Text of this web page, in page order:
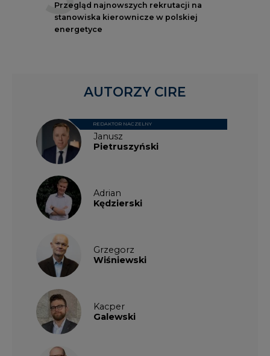
Przegląd najnowszych rekrutacji na
stanowiska kierownicze w polskiej
energetyce
Janusz
Pietruszyński
REDAKTOR NACZELNY
Adrian
Kędzierski
Grzegorz
Wiśniewski
Kacper
Galewski
AUTORZY CIRE